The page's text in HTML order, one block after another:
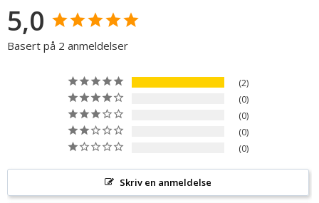
5,0
Basert på 2 anmeldelser
2
0
0
0
0
Skriv en anmeldelse